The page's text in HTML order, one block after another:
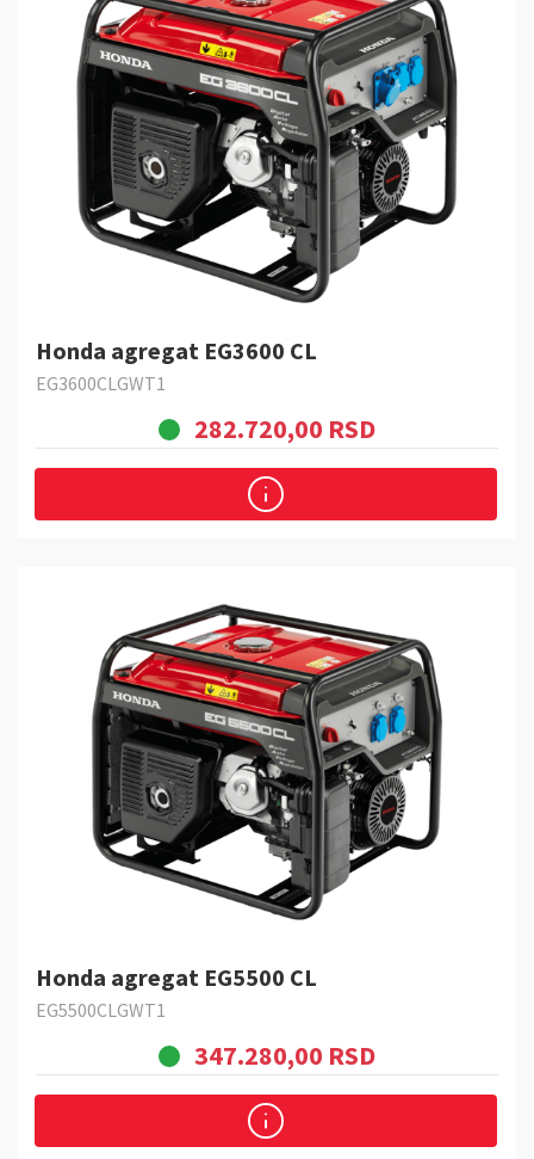
Honda agregat EG3600 CL
EG3600CLGWT1
282.720,00 RSD
Honda agregat EG5500 CL
EG5500CLGWT1
347.280,00 RSD